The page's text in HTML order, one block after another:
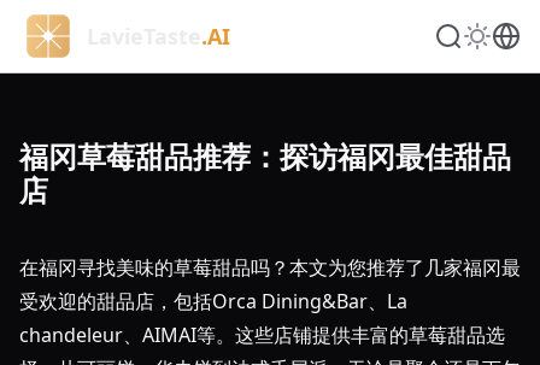
.AI
福冈草莓甜品推荐：探访福冈最佳甜品
店
在福冈寻找美味的草莓甜品吗？本文为您推荐了几家福冈最
受欢迎的甜品店，包括Orca Dining&Bar、La
chandeleur、AIMAI等。这些店铺提供丰富的草莓甜品选